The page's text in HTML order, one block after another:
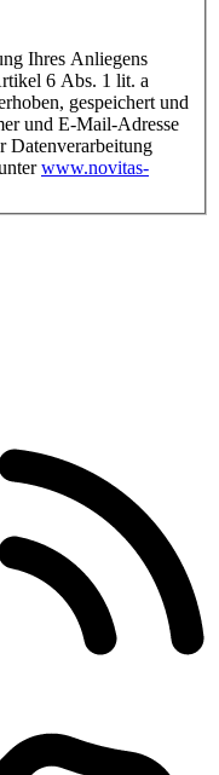
Ihres Anliegens
6 Abs. 1 lit. a
gespeichert und
und E-Mail-Adresse
Datenverarbeitung
www.novitas-